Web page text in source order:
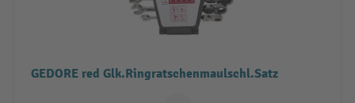
GEDORE red Glk.Ringratschenmaulschl.Satz